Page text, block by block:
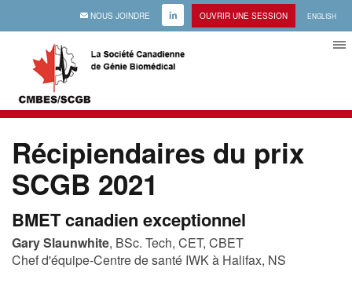
EMAIL NOUS JOINDRE LINKEDIN OUVRIR UNE SESSION ENGLISH
Récipiendaires du prix
SCGB 2021
BMET canadien exceptionnel
Gary Slaunwhite, BSc. Tech, CET, CBET
Chef d'équipe-Centre de santé IWK à Halifax, NS